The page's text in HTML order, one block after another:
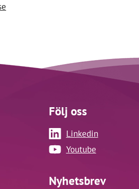
Följ oss
Linkedin
Youtube
Nyhetsbrev